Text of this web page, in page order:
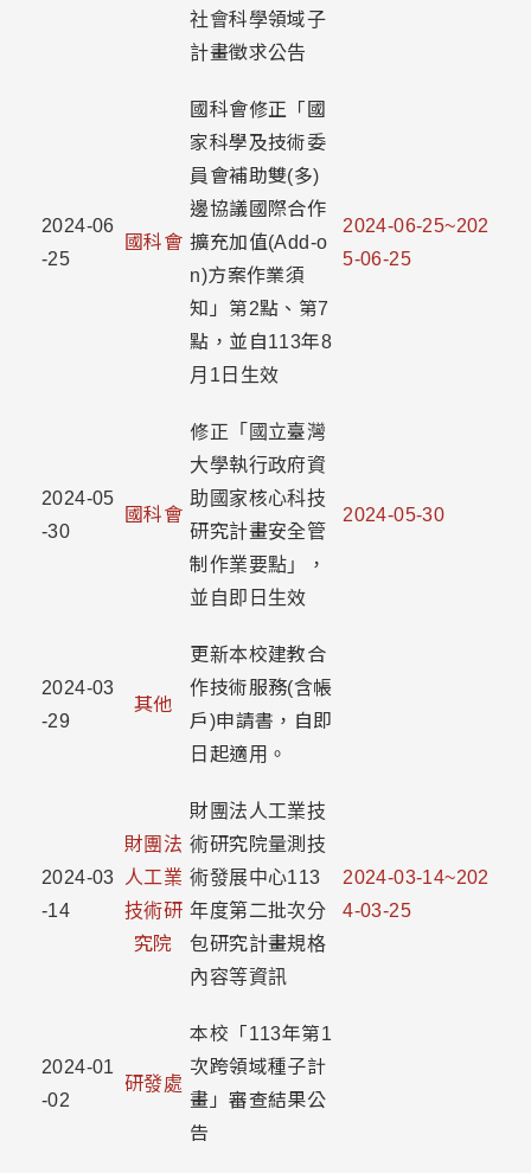
社會科學領域子
計畫徵求公告
2024-06
-25
國科會
國科會修正「國
家科學及技術委
員會補助雙(多)
邊協議國際合作
擴充加值(Add-o
n)方案作業須
知」第2點、第7
點，並自113年8
月1日生效
2024-06-25~202
5-06-25
2024-05
-30
國科會
修正「國立臺灣
大學執行政府資
助國家核心科技
研究計畫安全管
制作業要點」，
並自即日生效
2024-05-30
2024-03
-29
其他
更新本校建教合
作技術服務(含帳
戶)申請書，自即
日起適用。
2024-03
-14
財團法
人工業
技術研
究院
財團法人工業技
術研究院量測技
術發展中心113
年度第二批次分
包研究計畫規格
內容等資訊
2024-03-14~202
4-03-25
2024-01
-02
研發處
本校「113年第1
次跨領域種子計
畫」審查結果公
告